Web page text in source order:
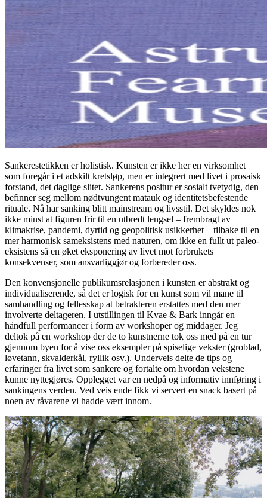
Sankerestetikken er holistisk. Kunsten er ikke her en virksomhet
som foregår i et adskilt kretsløp, men er integrert med livet i prosaisk
forstand, det daglige slitet. Sankerens positur er sosialt tvetydig, den
befinner seg mellom nødtvungent matauk og identitetsbefestende
rituale. Nå har sanking blitt mainstream og livsstil. Det skyldes nok
ikke minst at figuren frir til en utbredt lengsel – frembragt av
klimakrise, pandemi, dyrtid og geopolitisk usikkerhet – tilbake til en
mer harmonisk sameksistens med naturen, om ikke en fullt ut paleo-
eksistens så en øket eksponering av livet mot forbrukets
konsekvenser, som ansvarliggjør og forbereder oss.
Den konvensjonelle publikumsrelasjonen i kunsten er abstrakt og
individualiserende, så det er logisk for en kunst som vil mane til
samhandling og fellesskap at betrakteren erstattes med den mer
involverte deltageren. I utstillingen til Kvae & Bark inngår en
håndfull performancer i form av workshoper og middager. Jeg
deltok på en workshop der de to kunstnerne tok oss med på en tur
gjennom byen for å vise oss eksempler på spiselige vekster (groblad,
løvetann, skvalderkål, ryllik osv.). Underveis delte de tips og
erfaringer fra livet som sankere og fortalte om hvordan vekstene
kunne nyttegjøres. Opplegget var en nedpå og informativ innføring i
sankingens verden. Ved veis ende fikk vi servert en snack basert på
noen av råvarene vi hadde vært innom.